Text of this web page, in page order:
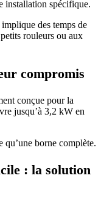
installation spécifique.
des temps de
rouleurs ou aux
compromis
conçue pour la
jusqu’à 3,2 kW en
qu’une borne complète.
: la solution